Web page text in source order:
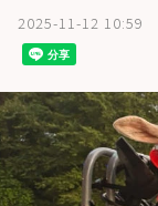
2025-11-12 10:59